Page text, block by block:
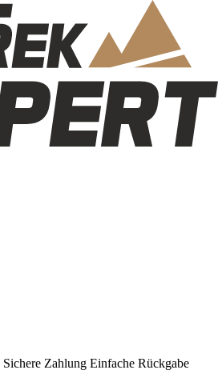
Sichere Zahlung Einfache Rückgabe